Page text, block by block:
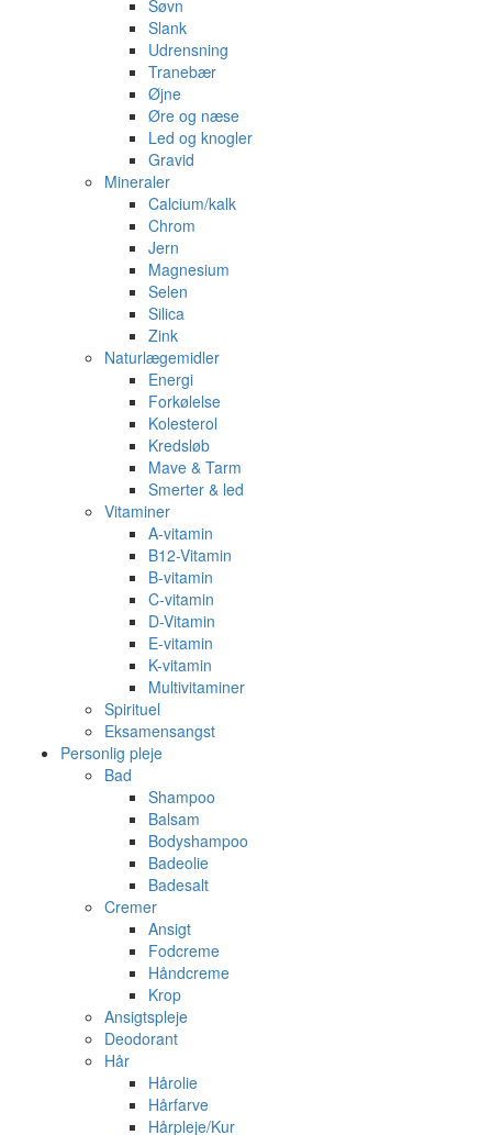
Søvn
Slank
Udrensning
Tranebær
Øjne
Øre og næse
Led og knogler
Gravid
Mineraler
Calcium/kalk
Chrom
Jern
Magnesium
Selen
Silica
Zink
Naturlægemidler
Energi
Forkølelse
Kolesterol
Kredsløb
Mave & Tarm
Smerter & led
Vitaminer
A-vitamin
B12-Vitamin
B-vitamin
C-vitamin
D-Vitamin
E-vitamin
K-vitamin
Multivitaminer
Spirituel
Eksamensangst
Personlig pleje
Bad
Shampoo
Balsam
Bodyshampoo
Badeolie
Badesalt
Cremer
Ansigt
Fodcreme
Håndcreme
Krop
Ansigtspleje
Deodorant
Hår
Hårolie
Hårfarve
Hårpleje/Kur